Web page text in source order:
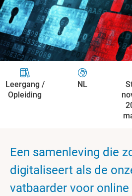
Leergang /
Opleiding
NL
Een samenleving die
digitaliseert als de
vatbaarder voor